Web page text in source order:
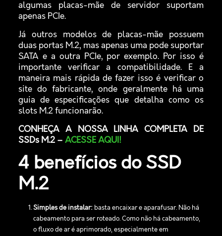
algumas placas-mãe de servidor suportam
apenas PCIe.
Já outros modelos de placas-mãe possuem
duas portas M.2, mas apenas uma pode suportar
SATA e a outra PCIe, por exemplo. Por isso é
importante verificar a compatibilidade. E a
maneira mais rápida de fazer isso é verificar o
site do fabricante, onde geralmente há uma
guia de especificações que detalha como os
slots M.2 funcionarão.
CONHEÇA A NOSSA LINHA COMPLETA DE
SSDs M.2 – ACESSE AQUI!
4 benefícios do SSD
M.2
Simples de instalar:basta encaixar e aparafusar. Não há
cabeamento para ser roteado. Como não há cabeamento,
o fluxo de ar é aprimorado, especialmente em